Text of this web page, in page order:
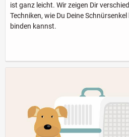
ist ganz leicht. Wir zeigen Dir
Techniken, wie Du Deine
binden kannst.